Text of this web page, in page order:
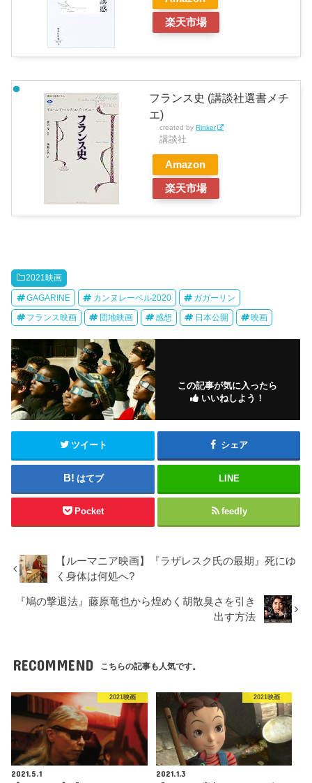
楽天市場
フランス史 (講談社選書メチ
エ)
created byRinker
講談社
Amazon
楽天市場
2021映画
GAGARINE カンヌレーベル2020 ガガーリン
フランス映画 団地映画 感想 日本公開 映画
この記事が気に入ったら
いいねしよう！
ツイート シェア
はてブ LINE
Pocket feedly
【ルーマニア映画】『ラザレスク氏の最期』死にゆ
く身体は何処へ?
『鳩の撃退法』藤原竜也から煌めく胡散臭さを引き
出す方法
RECOMMEND こちらの記事も人気です。
2021映画
2021.5.1
2021映画
2021.1.3